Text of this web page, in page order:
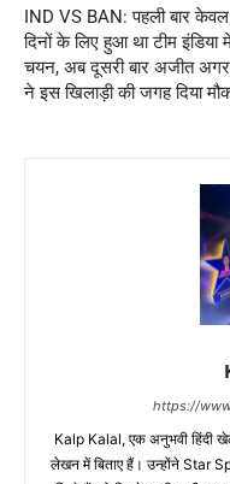
IND VS BAN: पहली बार
दिनों के लिए हुआ था टीम इंडिया
चयन, अब दूसरी बार अजीत
ने इस खिलाड़ी की जगह दिया
https://
Kalp Kalal, एक अनुभवी हिंदी
लेखन में बिताए हैं। उन्होंने Star